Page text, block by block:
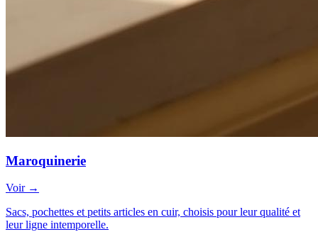
Maroquinerie
Voir →
Sacs, pochettes et petits articles en cuir, choisis pour leur qualité et
leur ligne intemporelle.